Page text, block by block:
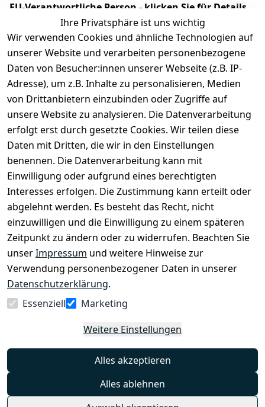
EU-Verantwortliche Person - klicken Sie für Details
Ihre Privatsphäre ist uns wichtig
Wir verwenden Cookies und ähnliche Technologien auf
unserer Website und verarbeiten personenbezogene
Daten von Besucher:innen unserer Webseite (z.B. IP-
Adresse), um z.B. Inhalte zu personalisieren, Medien
von Drittanbietern einzubinden oder Zugriffe auf
unsere Website zu analysieren. Die Datenverarbeitung
erfolgt erst durch gesetzte Cookies. Wir teilen diese
Daten mit Dritten, die wir in den Einstellungen
benennen. Die Datenverarbeitung kann mit
Einwilligung oder aufgrund eines berechtigten
Interesses erfolgen. Die Zustimmung kann erteilt oder
abgelehnt werden. Es besteht das Recht, nicht
einzuwilligen und die Einwilligung zu einem späteren
Zeitpunkt zu ändern oder zu widerrufen. Beachten Sie
unserImpressum und weitere Hinweise zur
Verwendung personenbezogener Daten in unserer
Datenschutzerklärung.
Essenziell
Marketing
Weitere Einstellungen
Alles akzeptieren
Alles ablehnen
Legal
Datenschutze
rklärung
Barrierefreihe
itserklärung
Widerrufsrec
ht
Services
Registrieren